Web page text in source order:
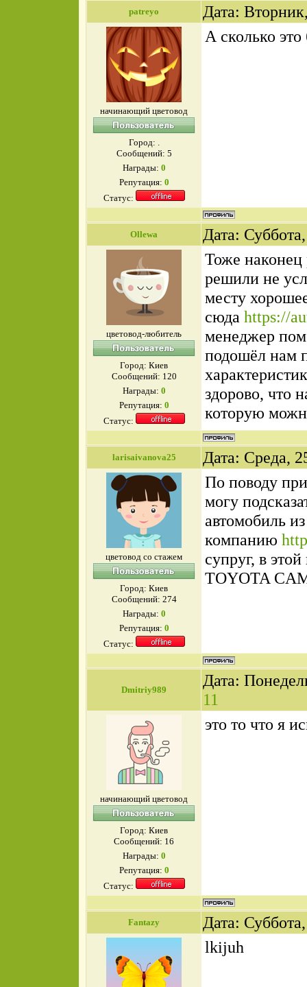
patreyo Дата:
начинающий цветовод
Город: .
Сообщений: 5
Награды: 0
Репутация: 0
Статус:
А сколько это
Ollewa Дата:
цветовод-любитель
Город: Киев
Сообщений: 120
Награды: 0
Репутация: 0
Статус:
Тоже наконец
решили не
месту
сюда https://
менеджер
подошёл нам
здорово, что
которую
larisaivanova25 Дата: Среда,
цветовод со стажем
Город: Киев
Сообщений: 274
Награды: 0
Репутация: 0
Статус:
По поводу
могу
автомобиль
компанию
супруг, в
TOYOTA
Dmitriy989
Дата:
11
начинающий цветовод
Город: Киев
Сообщений: 16
Награды: 0
Репутация: 0
Статус:
это то что я
Fantazy Дата:
lkijuh